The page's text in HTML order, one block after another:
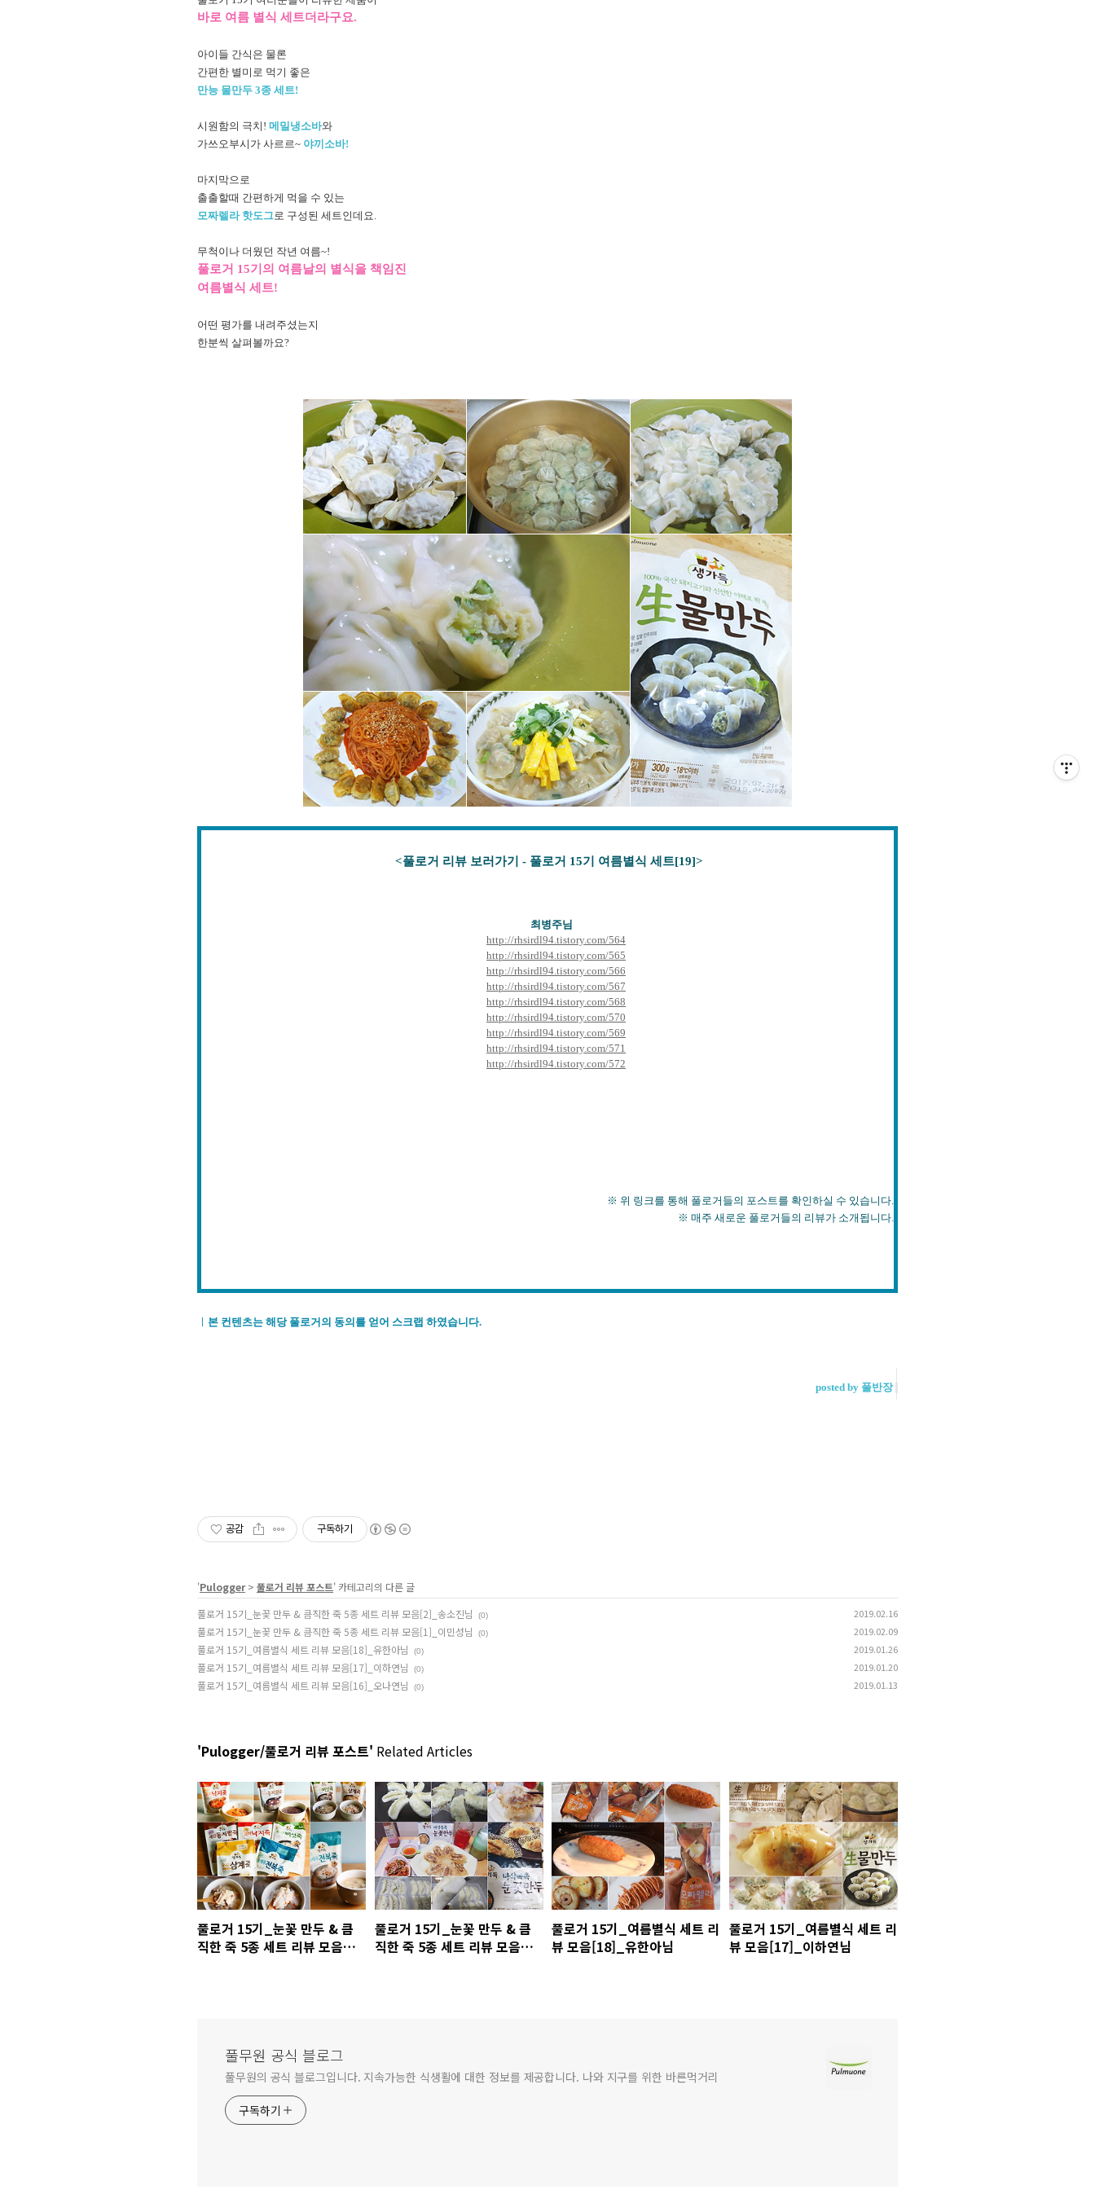
바로 여름 별식 세트더라구요.
아이들 간식은 물론
간편한 별미로 먹기 좋은
만능 물만두 3종 세트!
시원함의 극치! 메밀냉소바와
가쓰오부시가 사르르~ 야끼소바!
마지막으로
출출할때 간편하게 먹을 수 있는
모짜렐라 핫도그 로 구성된 세트인데요.
무척이나 더웠던 작년 여름~!
풀로거 15기의 여름날의 별식을 책임진
여름별식 세트!
어떤 평가를 내려주셨는지
한분씩 살펴볼까요?
<풀로거 리뷰 보러가기 - 풀로거 15기 여름별식 세트[19]>
최병주님
http://rhsirdl94.tistory.com/564
http://rhsirdl94.tistory.com/565
http://rhsirdl94.tistory.com/566
http://rhsirdl94.tistory.com/567
http://rhsirdl94.tistory.com/568
http://rhsirdl94.tistory.com/570
http://rhsirdl94.tistory.com/569
http://rhsirdl94.tistory.com/571
http://rhsirdl94.tistory.com/572
※ 위 링크를 통해 풀로거들의 포스트를 확인하실 수 있습니다.
※ 매주 새로운 풀로거들의 리뷰가 소개됩니다.
본 컨텐츠는 해당 풀로거의 동의를 얻어 스크랩 하였습니다.
posted by 풀반장
공감 구독하기
'Pulogger> 풀로거 리뷰 포스트' 카테고리의 다른 글
풀로거 15기_눈꽃 만두 & 큼직한 죽 5종 세트 리뷰 모음[2]_송소진님
(0) 2019.02.16
풀로거 15기_눈꽃 만두 & 큼직한 죽 5종 세트 리뷰 모음[1]_이민성님 (0) 2019.02.09
풀로거 15기_여름별식 세트 리뷰 모음[18]_유한아님 (0) 2019.01.26
풀로거 15기_여름별식 세트 리뷰 모음[17]_이하연님 (0) 2019.01.20
풀로거 15기_여름별식 세트 리뷰 모음[16]_오나연님 (0) 2019.01.13
'Pulogger/풀로거 리뷰 포스트' Related Articles
풀로거 15기_눈꽃 만두 & 큼
직한 죽 5종 세트 리뷰 모음
풀로거 15기_눈꽃 만두 & 큼
직한 죽 5종 세트 리뷰 모음
풀로거 15기_여름별식 세트 리
뷰 모음[18]_유한아님
풀로거 15기_여름별식 세트 리
뷰 모음[17]_이하연님
풀무원 공식 블로그
풀무원의 공식 블로그입니다. 지속가능한 식생활에 대한 정보를 제공합니다. 나와 지구를 위한 바른먹거리
구독하기